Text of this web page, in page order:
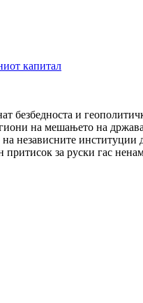
капитал
безбедноста и
на мешањето на
независните
за руски гас